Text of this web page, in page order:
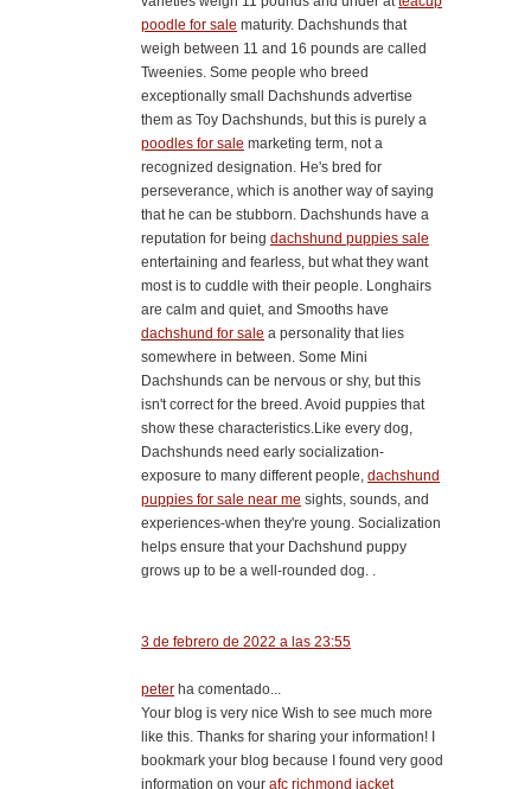
poodle for sale maturity. Dachshunds that
weigh between 11 and 16 pounds are called
Tweenies. Some people who breed
exceptionally small Dachshunds advertise
them as Toy Dachshunds, but this is purely a
poodles for sale marketing term, not a
recognized designation. He's bred for
perseverance, which is another way of saying
that he can be stubborn. Dachshunds have a
reputation for being dachshund puppies sale
entertaining and fearless, but what they want
most is to cuddle with their people. Longhairs
are calm and quiet, and Smooths have
dachshund for sale a personality that lies
somewhere in between. Some Mini
Dachshunds can be nervous or shy, but this
isn't correct for the breed. Avoid puppies that
show these characteristics.Like every dog,
Dachshunds need early socialization-
exposure to many different people, dachshund
puppies for sale near me sights, sounds, and
experiences-when they're young. Socialization
helps ensure that your Dachshund puppy
grows up to be a well-rounded dog. .
3 de febrero de 2022 a las 23:55
peter ha comentado...
Your blog is very nice Wish to see much more
like this. Thanks for sharing your information! I
bookmark your blog because I found very good
information on your afc richmond jacket